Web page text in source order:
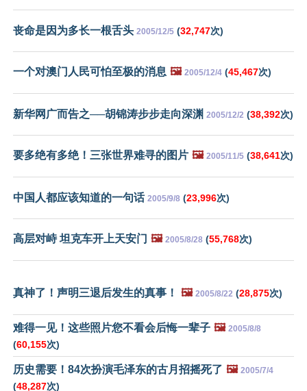
丧命是因为多长一根舌头 2005/12/5 (32,747次)
一个对澳门人民可怕至极的消息 🖼️ 2005/12/4 (45,467次)
新华网广而告之──胡锦涛步步走向深渊 2005/12/2 (38,392次)
要多绝有多绝！三张世界难寻的图片 🖼️ 2005/11/5 (38,641次)
中国人都应该知道的一句话 2005/9/8 (23,996次)
高层对峙 坦克车开上天安门 🖼️ 2005/8/28 (55,768次)
真神了！声明三退后发生的真事！ 🖼️ 2005/8/22 (28,875次)
难得一见！这些照片您不看会后悔一辈子 🖼️ 2005/8/8
(60,155次)
历史需要！84次扮演毛泽东的古月招摇死了 🖼️ 2005/7/4
(48,287次)